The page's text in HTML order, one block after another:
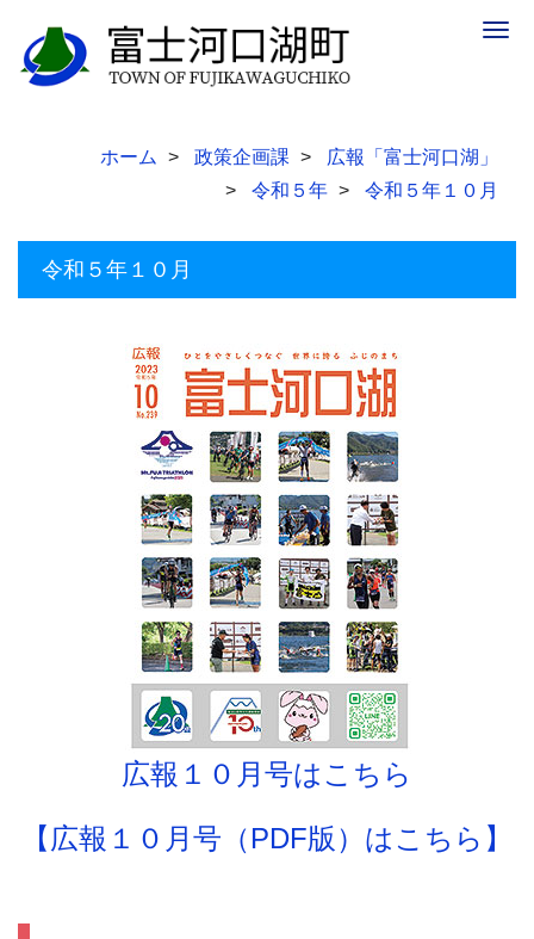
ホーム 政策企画課
広報「富士河口湖」
令和５年
令和５年１０月
令和５年１０月
広報１０月号はこちら
【広報１０月号（PDF版）はこちら】